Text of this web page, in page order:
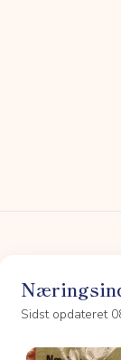
Sidst opdateret